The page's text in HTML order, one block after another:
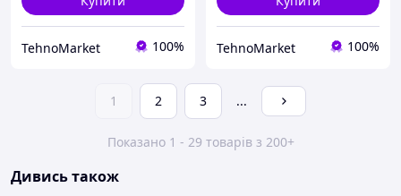
TehnoMarket 100% TehnoMarket 100%
1 2 3 ...
Показано 1 - 29 товарів з 200+
Дивись також